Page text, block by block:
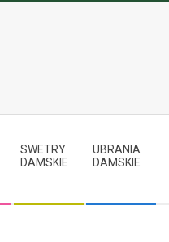
SWETRY
DAMSKIE
UBRANIA
DAMSKIE